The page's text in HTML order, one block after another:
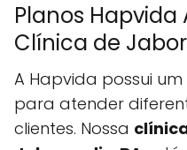
Planos Hapvida
Clínica de
A Hapvida possui
para atender
clientes. Nossa